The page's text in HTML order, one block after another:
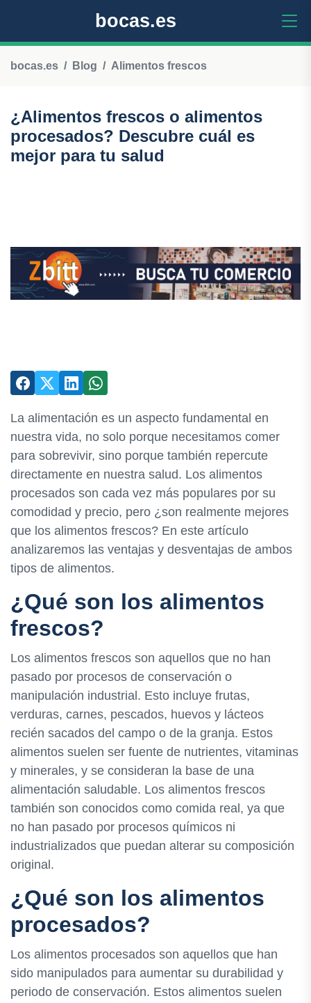
bocas.es
bocas.es Blog Alimentos frescos
¿Alimentos frescos o alimentos
procesados? Descubre cuál es
mejor para tu salud
La alimentación es un aspecto fundamental en
nuestra vida, no solo porque necesitamos comer
para sobrevivir, sino porque también repercute
directamente en nuestra salud. Los alimentos
procesados son cada vez más populares por su
comodidad y precio, pero ¿son realmente mejores
que los alimentos frescos? En este artículo
analizaremos las ventajas y desventajas de ambos
tipos de alimentos.
¿Qué son los alimentos
frescos?
Los alimentos frescos son aquellos que no han
pasado por procesos de conservación o
manipulación industrial. Esto incluye frutas,
verduras, carnes, pescados, huevos y lácteos
recién sacados del campo o de la granja. Estos
alimentos suelen ser fuente de nutrientes, vitaminas
y minerales, y se consideran la base de una
alimentación saludable. Los alimentos frescos
también son conocidos como comida real, ya que
no han pasado por procesos químicos ni
industrializados que puedan alterar su composición
original.
¿Qué son los alimentos
procesados?
Los alimentos procesados son aquellos que han
sido manipulados para aumentar su durabilidad y
periodo de conservación. Estos alimentos suelen